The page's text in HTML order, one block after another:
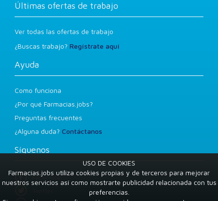
Últimas ofertas de trabajo
Ver todas las ofertas de trabajo
¿Buscas trabajo? Regístrate aquí
Ayuda
Como funciona
¿Por qué Farmacias.jobs?
Preguntas frecuentes
¿Alguna duda? Contáctanos
Síguenos
Facebook
USO DE COOKIES
Farmacias.jobs utiliza cookies propias y de terceros para mejorar
nuestros servicios así como mostrarte publicidad relacionada con tus
preferencias.